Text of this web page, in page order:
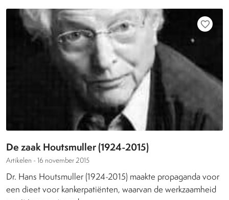
favorite_border
De zaak Houtsmuller (1924-2015)
Artikelen - 16 november 2015
Dr. Hans Houtsmuller (1924-2015) maakte propaganda voor
een dieet voor kankerpatiënten, waarvan de werkzaamheid